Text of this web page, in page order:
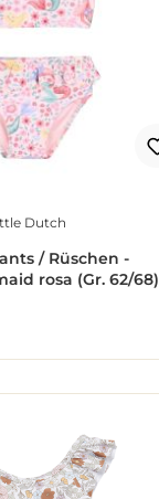
Dutch
/ Rüschen -
rosa (Gr. 62/68)